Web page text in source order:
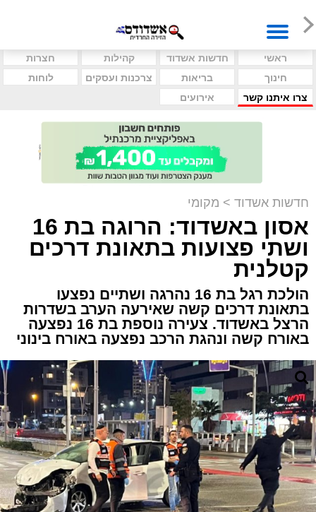
ראשי חדשות אשדוד קהילות
חצרות
חינוך
בריאות צרכנות ועסקים
לוחות
צרו איתנו קשר
אירועים
חדשות אשדוד > מקומי
אסון באשדוד: הרוגה בת 16
ושתי פצועות בתאונת דרכים
קטלנית
הולכת רגל בת 16 נהרגה ושתיים נפצעו
בתאונת דרכים קשה שאירעה הערב בשדרות
הרצל באשדוד. צעירה נוספת בת 16 נפצעה
באורח קשה ונהגת הרכב נפצעה באורח בינוני